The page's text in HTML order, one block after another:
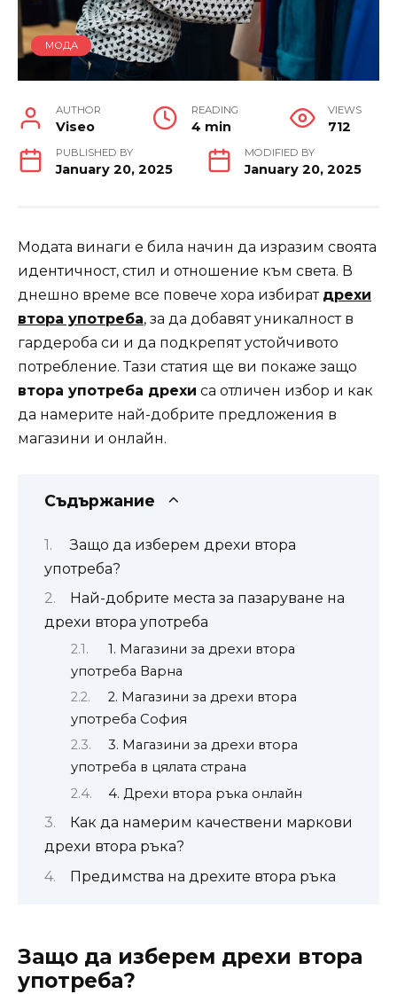
МОДА
AUTHOR
Viseo
READING
4 min
VIEWS
712
PUBLISHED BY
January 20, 2025
MODIFIED BY
January 20, 2025
Модата винаги е била начин да изразим своята
идентичност, стил и отношение към света. В
днешно време все повече хора избират дрехи
втора употреба, за да добавят уникалност в
гардероба си и да подкрепят устойчивото
потребление. Тази статия ще ви покаже защо
втора употреба дрехи са отличен избор и как
да намерите най-добрите предложения в
магазини и онлайн.
Съдържание
Защо да изберем дрехи втора
употреба?
Най-добрите места за пазаруване на
дрехи втора употреба
1. Магазини за дрехи втора
употреба Варна
2. Магазини за дрехи втора
употреба София
3. Магазини за дрехи втора
употреба в цялата страна
4. Дрехи втора ръка онлайн
Как да намерим качествени маркови
дрехи втора ръка?
Предимства на дрехите втора ръка
Защо да изберем дрехи втора
употреба?